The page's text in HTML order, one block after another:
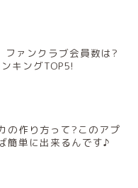
ファンクラブ会員数は?
キングTOP5!
の作り方って?このアプ
簡単に出来るんです♪